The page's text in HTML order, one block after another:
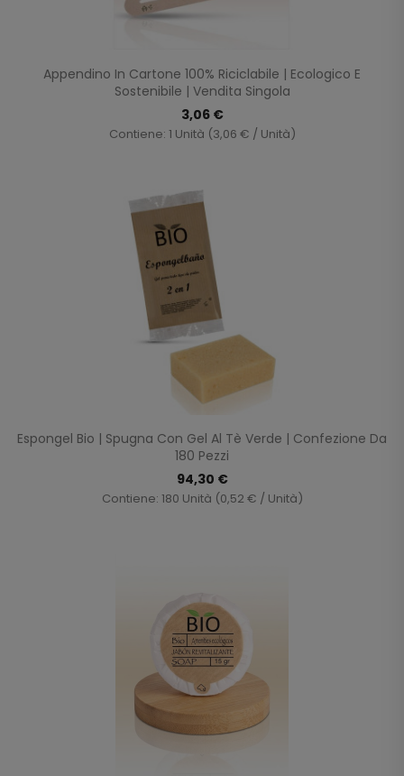
Appendino In Cartone 100% Riciclabile | Ecologico E
Sostenibile | Vendita Singola
3,06 €
Contiene: 1 Unità (3,06 € / Unità)
Espongel Bio | Spugna Con Gel Al Tè Verde | Confezione Da
180 Pezzi
94,30 €
Contiene: 180 Unità (0,52 € / Unità)